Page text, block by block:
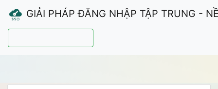
GIẢI PHÁP ĐĂNG NHẬP TẬP TRUNG -